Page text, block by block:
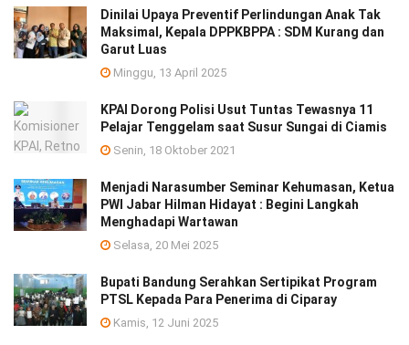
Dinilai Upaya Preventif Perlindungan Anak Tak
Maksimal, Kepala DPPKBPPA : SDM Kurang dan
Garut Luas
Minggu, 13 April 2025
KPAI Dorong Polisi Usut Tuntas Tewasnya 11
Pelajar Tenggelam saat Susur Sungai di Ciamis
Senin, 18 Oktober 2021
Menjadi Narasumber Seminar Kehumasan, Ketua
PWI Jabar Hilman Hidayat : Begini Langkah
Menghadapi Wartawan
Selasa, 20 Mei 2025
Bupati Bandung Serahkan Sertipikat Program
PTSL Kepada Para Penerima di Ciparay
Kamis, 12 Juni 2025